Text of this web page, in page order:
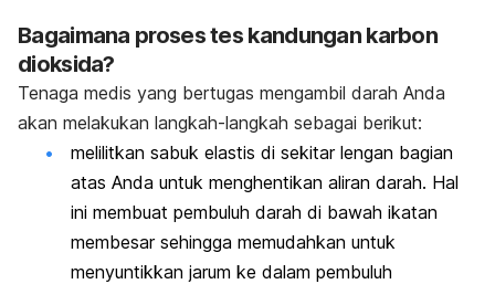
Bagaimana proses tes kandungan karbon
dioksida?
Tenaga medis yang bertugas mengambil darah Anda
akan melakukan langkah-langkah sebagai berikut:
melilitkan sabuk elastis di sekitar lengan bagian
atas Anda untuk menghentikan aliran darah. Hal
ini membuat pembuluh darah di bawah ikatan
membesar sehingga memudahkan untuk
menyuntikkan jarum ke dalam pembuluh